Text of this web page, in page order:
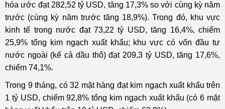
hóa ước đạt 282,52 tỷ USD, tăng 17,3% so với cùng kỳ năm
trước (cùng kỳ năm trước tăng 18,9%). Trong đó, khu vực
kinh tế trong nước đạt 73,22 tỷ USD, tăng 16,4%, chiếm
25,9% tổng kim ngạch xuất khẩu; khu vực có vốn đầu tư
nước ngoài (kể cả dầu thô) đạt 209,3 tỷ USD, tăng 17,6%,
chiếm 74,1%.
Trong 9 tháng, có 32 mặt hàng đạt kim ngạch xuất khẩu trên
1 tỷ USD, chiếm 92,8% tổng kim ngạch xuất khẩu (có 6 mặt